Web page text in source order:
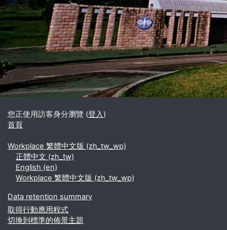
區塊
補充內容區塊
您正使用訪客身分瀏覽 (登入)
首頁
Workplace 繁體中文版 ‎(zh_tw_wp)‎
正體中文 ‎(zh_tw)‎
English ‎(en)‎
Workplace 繁體中文版 ‎(zh_tw_wp)‎
Data retention summary
取得行動應用程式
切換到標準的佈景主題